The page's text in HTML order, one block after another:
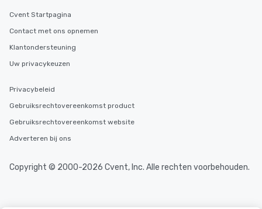
Cvent Startpagina
Contact met ons opnemen
Klantondersteuning
Uw privacykeuzen
Privacybeleid
Gebruiksrechtovereenkomst product
Gebruiksrechtovereenkomst website
Adverteren bij ons
Copyright © 2000-2026 Cvent, Inc. Alle rechten voorbehouden.